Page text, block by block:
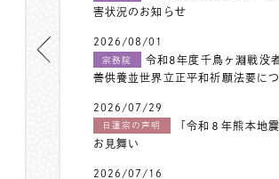
害状況のお知らせ
2026/08/01
宗務院
令和8年度千鳥ヶ淵戦没
善供養並世界立正平和祈願法要に
2026/07/29
日蓮宗の声明
「令和８年熊本地
お見舞い
2026/07/16